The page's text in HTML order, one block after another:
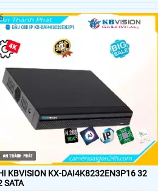
KBVISION KX-DAI4K8232EN3P16 32
2 SATA